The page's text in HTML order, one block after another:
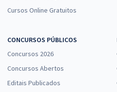
TRF 5ª Região - Tribunal Regional
Judiciário - Oficial de
Economize R$
Cursos Online Gratuitos
CONCURSOS PÚBLICOS
Concursos 2026
Concursos Abertos
Editais Publicados